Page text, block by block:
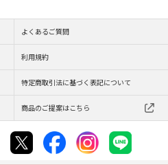
よくあるご質問
利用規約
特定商取引法に基づく表記について
商品のご提案はこちら